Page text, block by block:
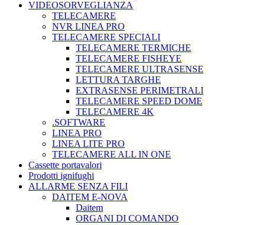
VIDEOSORVEGLIANZA
TELECAMERE
NVR LINEA PRO
TELECAMERE SPECIALI
TELECAMERE TERMICHE
TELECAMERE FISHEYE
TELECAMERE ULTRASENSE
LETTURA TARGHE
EXTRASENSE PERIMETRALI
TELECAMERE SPEED DOME
TELECAMERE 4K
.SOFTWARE
LINEA PRO
LINEA LITE PRO
TELECAMERE ALL IN ONE
Cassette portavalori
Prodotti ignifughi
ALLARME SENZA FILI
DAITEM E-NOVA
Daitem
ORGANI DI COMANDO